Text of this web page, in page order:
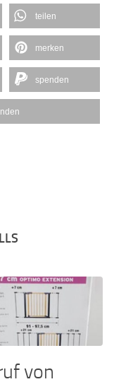
teilen
merken
spenden
von